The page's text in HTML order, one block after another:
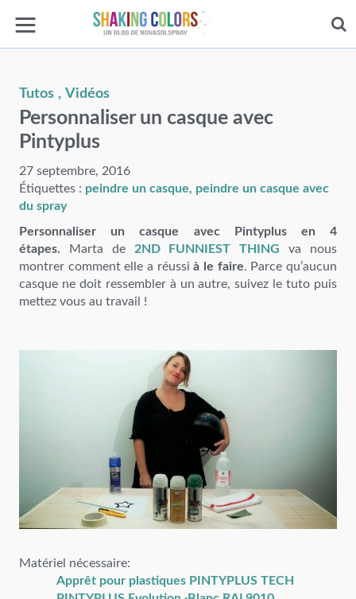
Tutos Vidéos
Personnaliser un casque avec
Pintyplus
27 septembre, 2016
Étiquettes : peindre un casque, peindre un casque avec
du spray
Personnaliser un casque avec Pintyplus en 4
étapes. Marta de 2ND FUNNIEST THING va nous
montrer comment elle a réussià le faire. Parce qu’aucun
casque ne doit ressembler à un autre, suivez le tuto puis
mettez vous au travail !
Matériel nécessaire:
Apprêt pour plastiques PINTYPLUS TECH